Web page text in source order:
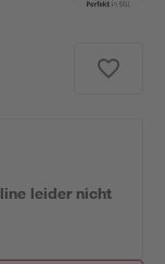
leider nicht